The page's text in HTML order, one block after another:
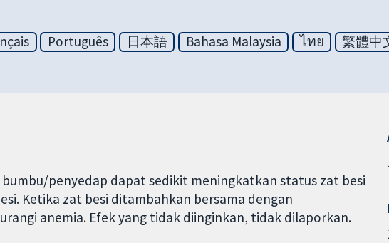
Português 日本語 Bahasa Malaysia ไทย 繁體中
penyedap dapat sedikit meningkatkan status zat besi
Ketika zat besi ditambahkan bersama dengan
anemia. Efek yang tidak diinginkan, tidak dilaporkan.